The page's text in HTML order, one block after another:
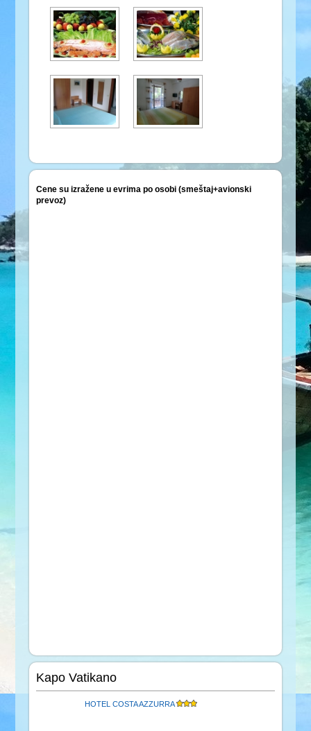
Cene su izražene u evrima po osobi (smeštaj+avionski
prevoz)
Kapo Vatikano
HOTEL COSTA AZZURRA